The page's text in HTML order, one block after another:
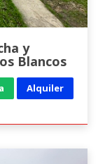
y
Blancos
Alquiler